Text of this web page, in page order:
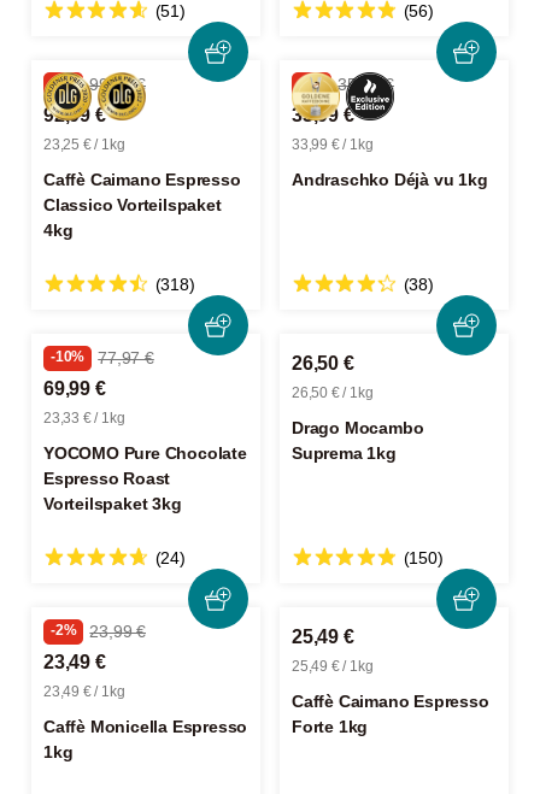
(51) (56)
-6% 99,96 €
92,99 €
23,25 € / 1kg
Caffè Caimano Espresso
Classico Vorteilspaket
4kg
(318)
-5% 35,99 €
33,99 €
33,99 € / 1kg
Andraschko Déjà vu 1kg
(38)
-10% 77,97 €
69,99 €
23,33 € / 1kg
YOCOMO Pure Chocolate
Espresso Roast
Vorteilspaket 3kg
(24)
26,50 €
26,50 € / 1kg
Drago Mocambo
Suprema 1kg
(150)
-2% 23,99 €
23,49 €
23,49 € / 1kg
Caffè Monicella Espresso
1kg
25,49 €
25,49 € / 1kg
Caffè Caimano Espresso
Forte 1kg